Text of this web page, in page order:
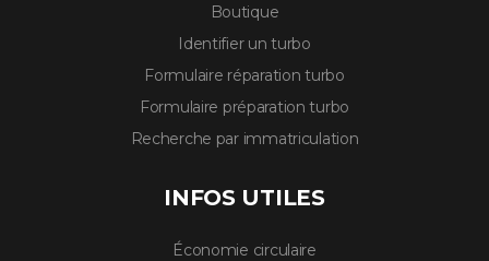
Boutique
Identifier un turbo
Formulaire réparation turbo
Formulaire préparation turbo
Recherche par immatriculation
INFOS UTILES
Économie circulaire